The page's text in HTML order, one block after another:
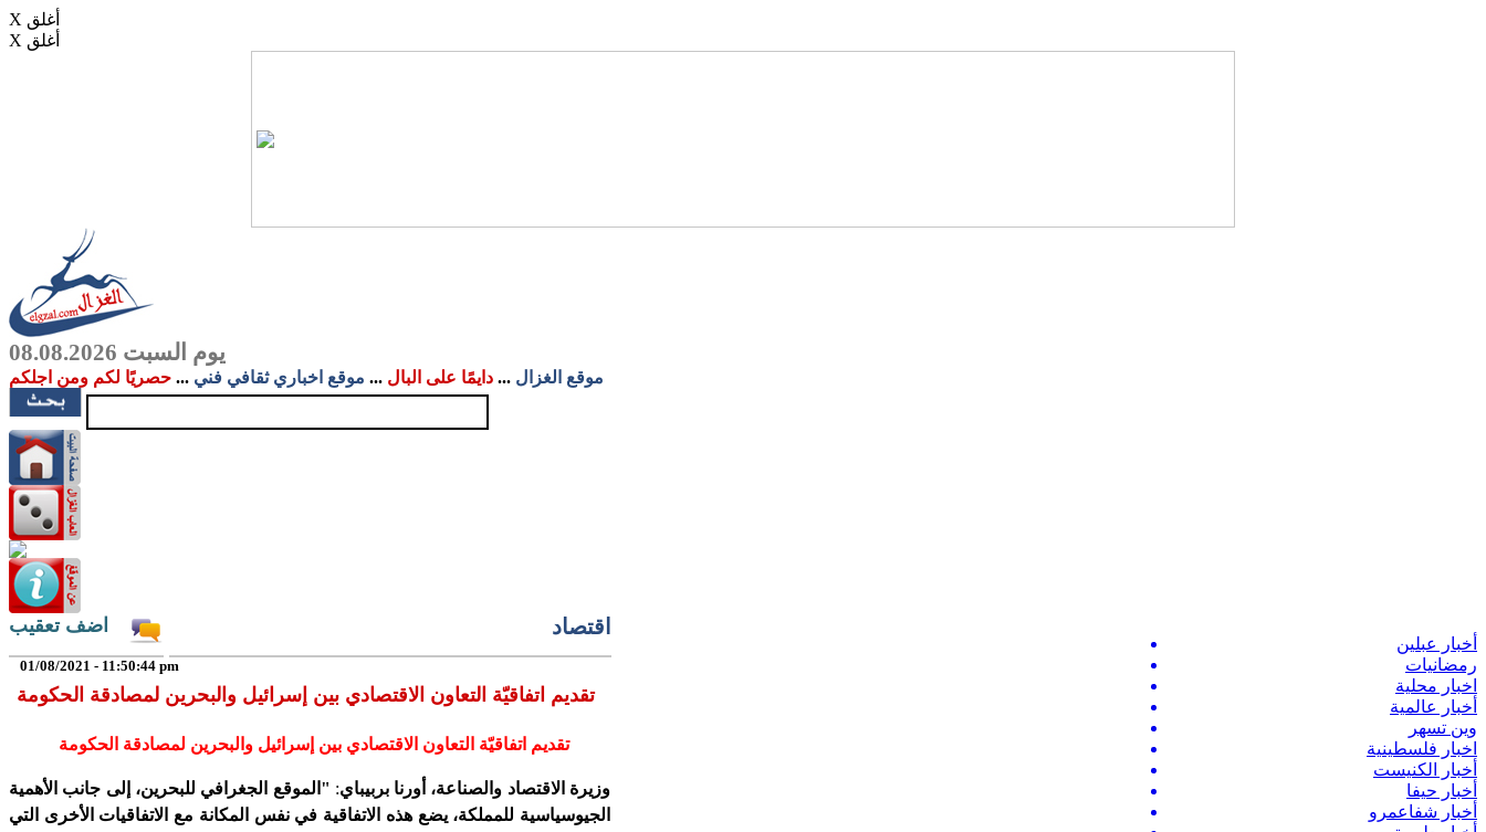
X أغلق
X أغلق
يوم السبت 08.08.2026
موقع الغزال ... دايمًا على البال ... موقع اخباري ثقافي فني ... حصريًا لكم ومن اجلكم
أخبار عبلين
رمضانيات
اخبار محلية
أخبار عالمية
وين تسهر
اخبار فلسطينية
أخبار الكنيست
أخبار حيفا
أخبار شفاعمرو
اقتصاد اضف تعقيب
01/08/2021 - 11:50:44 pm
تقديم اتفاقيّة التعاون الاقتصادي بين إسرائيل والبحرين لمصادقة الحكومة
تقديم اتفاقيّة التعاون الاقتصادي بين إسرائيل والبحرين لمصادقة الحكومة
وزيرة الاقتصاد والصناعة، أورنا بربيباي:
" الموقع الجغرافي للبحرين، إلى جانب الأهمية
الجيوسياسية للمملكة، يضع هذه الاتفاقية في نفس المكانة مع الاتفاقيات الأخرى التي